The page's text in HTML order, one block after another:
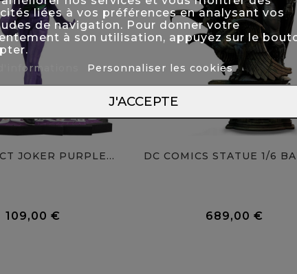
liées à vos préférences en analysant vos
de navigation. Pour donner votre
à son utilisation, appuyez sur le
Personnaliser les cookies
J'ACCEPTE
JOKER PURPLE...
109,00 €
689,00 €